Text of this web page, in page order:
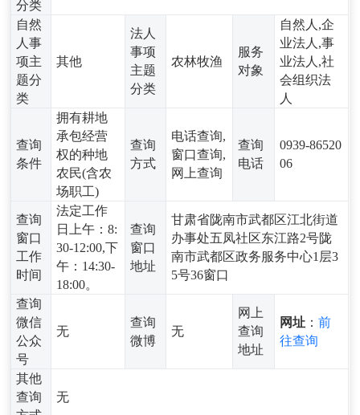
分类
自然
人事
项主
题分
类
其他
法人
事项
主题
分类
农林牧渔
服务
对象
自然人,企
业法人,事
业法人,社
会组织法
人
查询
条件
拥有耕地
承包经营
权的种地
农民(含农
场职工)
查询
方式
电话查询,
窗口查询,
网上查询
查询
电话
0939-86520
06
查询
窗口
工作
时间
法定工作
日上午：8:
30-12:00,下
午：14:30-
18:00。
查询
窗口
地址
甘肃省陇南市武都区江北街道
办事处五凤社区东江路2号陇
南市武都区政务服务中心1层3
5号36窗口
查询
微信
公众
号
无
查询
微博
无
网上
查询
地址
网址 ：前
往查询
其他
查询
无